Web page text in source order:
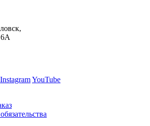
6А
InstagramYouTube